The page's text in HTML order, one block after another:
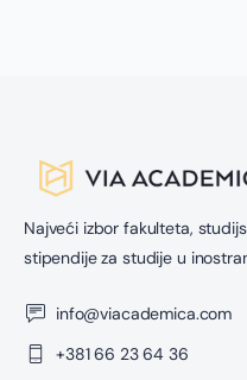
Najveći izbor fakulteta,
stipendije za studije u
info@viacademica.com
+381 66 23 64 36